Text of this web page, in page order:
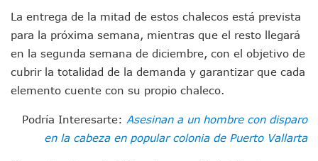
Juan Carlos Castro Realiza Asamblea Informativa En La
Huracán En Formación Podría Generar Oleaje Elevado En
Viajar A Puerto Vallarta Este Verano Puede Costar Hasta
Buscan Reducir Riesgos Por Cocodrilos En Playas De
Vecinos De La Playita Reciben A Juan Carlos Castro
Asesinan En Oaxaca Al Periodista Francisco Alejandro
Detienen A Cuatro Hombres Armados En Bucerías;
Yussara Canales Pide Transparencia Sobre Nuevo
La entrega de la mitad de estos chalecos está prevista
para la próxima semana, mientras que el resto llegará
en la segunda semana de diciembre, con el objetivo de
cubrir la totalidad de la demanda y garantizar que cada
elemento cuente con su propio chaleco.
Podría Interesarte: Asesinan a un hombre con disparo
en la cabeza en popular colonia de Puerto Vallarta